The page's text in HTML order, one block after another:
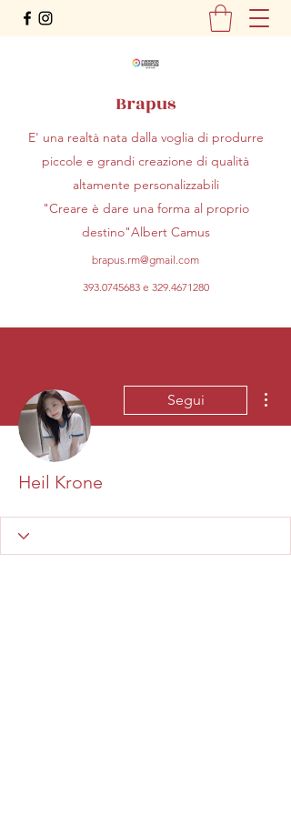
Brapus
E' una realtà nata dalla voglia di produrre
piccole e grandi creazione di qualità
altamente personalizzabili
"Creare è dare una forma al proprio
destino"Albert Camus
brapus.rm@gmail.com
393.0745683e 329.4671280
Segui
Heil Krone